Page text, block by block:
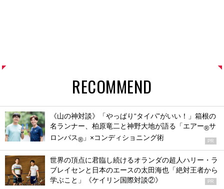
RECOMMEND
《山の神対談》「やっぱり“タイパ”がいい！」箱根の
名ランナー、柏原竜二と神野大地が語る「エアー®サ
ロンパス® 」×コンディショニング術 PR
世界の頂点に君臨し続けるオランダの超人ハリー・ラ
ブレイセンと日本のエースの太田海也「絶対王者から
学ぶこと」《ケイリン国際対談②》
PR